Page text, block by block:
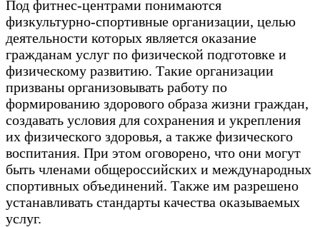
Под фитнес-центрами понимаются
физкультурно-спортивные организации, целью
деятельности которых является оказание
гражданам услуг по физической подготовке и
физическому развитию. Такие организации
призваны организовывать работу по
формированию здорового образа жизни граждан,
создавать условия для сохранения и укрепления
их физического здоровья, а также физического
воспитания. При этом оговорено, что они могут
быть членами общероссийских и международных
спортивных объединений. Также им разрешено
устанавливать стандарты качества оказываемых
услуг.